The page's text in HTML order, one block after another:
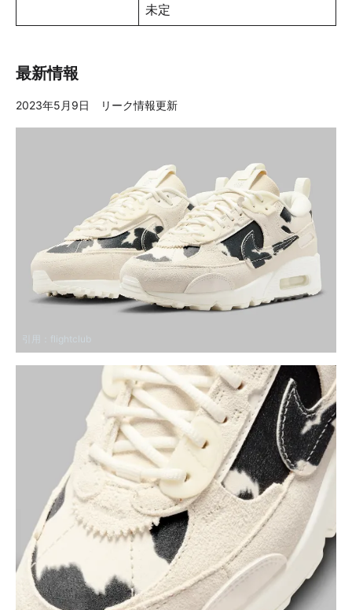
未定
最新情報
2023年5月9日 リーク情報更新
引用： flightclub